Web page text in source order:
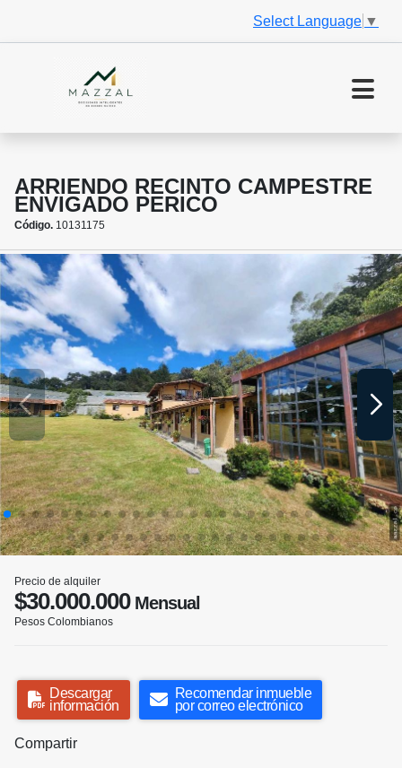
Select Language ▼
ARRIENDO RECINTO CAMPESTRE
ENVIGADO PERICO
Código. 10131175
Precio de alquiler
$30.000.000Mensual
Pesos Colombianos
Descargar
información
Recomendar inmueble
por correo electrónico
Compartir